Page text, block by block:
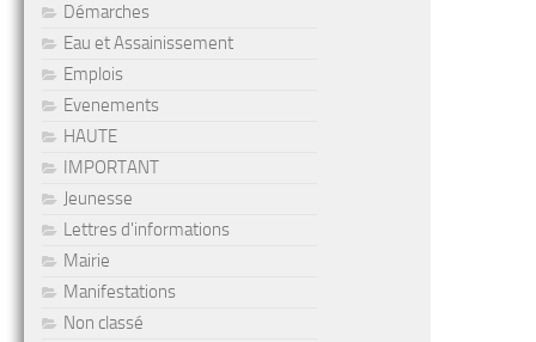
Démarches
Eau et Assainissement
Emplois
Evenements
HAUTE
IMPORTANT
Jeunesse
Lettres d'informations
Mairie
Manifestations
Non classé